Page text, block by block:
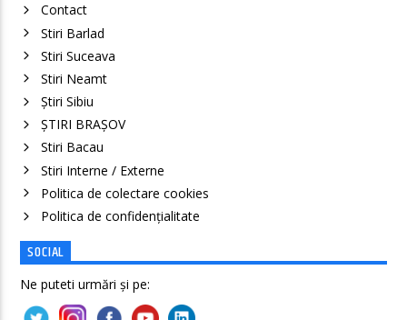
Contact
Stiri Barlad
Stiri Suceava
Stiri Neamt
Știri Sibiu
ȘTIRI BRAȘOV
Stiri Bacau
Stiri Interne / Externe
Politica de colectare cookies
Politica de confidenţialitate
SOCIAL
Ne puteti urmări și pe: